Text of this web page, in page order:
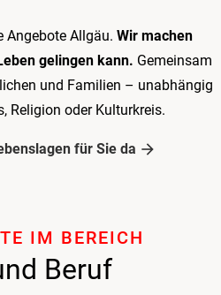
Angebote Allgäu. Wir machen
gelingen kann. Gemeinsam
und Familien – unabhängig
Religion oder Kulturkreis.
für Sie da
Beruf
IM BEREICH